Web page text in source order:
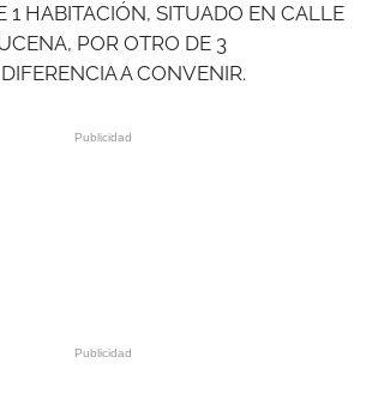
1 HABITACIÓN, SITUADO EN CALLE
POR OTRO DE 3
A CONVENIR.